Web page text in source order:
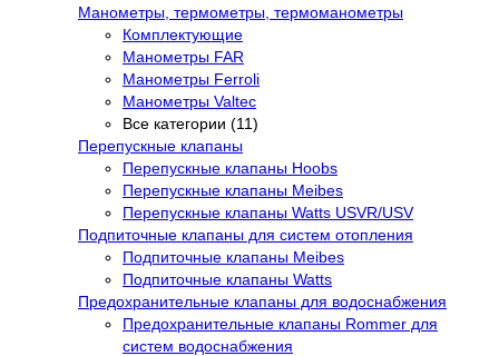
Манометры, термометры, термоманометры
Комплектующие
Манометры FAR
Манометры Ferroli
Манометры Valtec
Все категории (11)
Перепускные клапаны
Перепускные клапаны Hoobs
Перепускные клапаны Meibes
Перепускные клапаны Watts USVR/USV
Подпиточные клапаны для систем отопления
Подпиточные клапаны Meibes
Подпиточные клапаны Watts
Предохранительные клапаны для водоснабжения
Предохранительные клапаны Rommer для
систем водоснабжения